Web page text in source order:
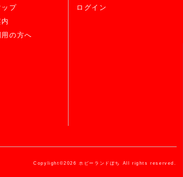
プ
の方へ
ログイン
Copylight©2026 ホビーランドぽち All rights reserved.